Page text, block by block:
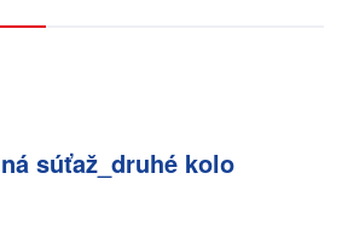
súťaž_druhé kolo